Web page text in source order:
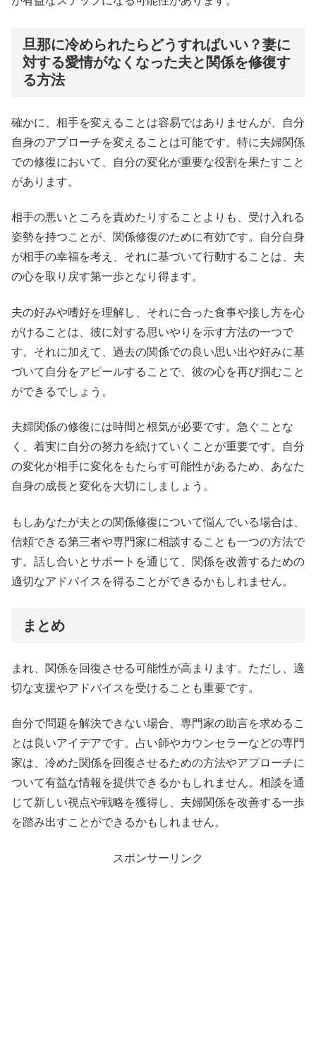
旦那に冷められたらどうすればいい？妻に
対する愛情がなくなった夫と関係を修復す
る方法
確かに、相手を変えることは容易ではありませんが、自分
自身のアプローチを変えることは可能です。特に夫婦関係
での修復において、自分の変化が重要な役割を果たすこと
があります。
相手の悪いところを責めたりすることよりも、受け入れる
姿勢を持つことが、関係修復のために有効です。自分自身
が相手の幸福を考え、それに基づいて行動することは、夫
の心を取り戻す第一歩となり得ます。
夫の好みや嗜好を理解し、それに合った食事や接し方を心
がけることは、彼に対する思いやりを示す方法の一つで
す。それに加えて、過去の関係での良い思い出や好みに基
づいて自分をアピールすることで、彼の心を再び掴むこと
ができるでしょう。
夫婦関係の修復には時間と根気が必要です。急ぐことな
く、着実に自分の努力を続けていくことが重要です。自分
の変化が相手に変化をもたらす可能性があるため、あなた
自身の成長と変化を大切にしましょう。
もしあなたが夫との関係修復について悩んでいる場合は、
信頼できる第三者や専門家に相談することも一つの方法で
す。話し合いとサポートを通じて、関係を改善するための
適切なアドバイスを得ることができるかもしれません。
まとめ
まれ、関係を回復させる可能性が高まります。ただし、適
切な支援やアドバイスを受けることも重要です。
自分で問題を解決できない場合、専門家の助言を求めるこ
とは良いアイデアです。占い師やカウンセラーなどの専門
家は、冷めた関係を回復させるための方法やアプローチに
ついて有益な情報を提供できるかもしれません。相談を通
じて新しい視点や戦略を獲得し、夫婦関係を改善する一歩
を踏み出すことができるかもしれません。
スポンサーリンク